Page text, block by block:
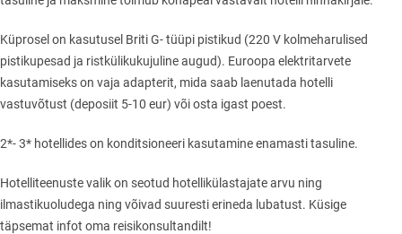
Küprosel on kasutusel Briti G- tüüpi pistikud (220 V kolmeharulised
pistikupesad ja ristkülikukujuline augud). Euroopa elektritarvete
kasutamiseks on vaja adapterit, mida saab laenutada hotelli
vastuvõtust (deposiit 5-10 eur) või osta igast poest.
2*- 3* hotellides on konditsioneeri kasutamine enamasti tasuline.
Hotelliteenuste valik on seotud hotellikülastajate arvu ning
ilmastikuoludega ning võivad suuresti erineda lubatust. Küsige
täpsemat infot oma reisikonsultandilt!